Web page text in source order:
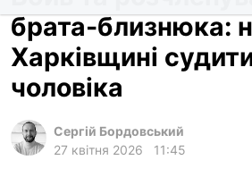
події
брата-близнюка:
Харківщині
чоловіка
Сергій Бордовський
27 квітня 2026
11:45